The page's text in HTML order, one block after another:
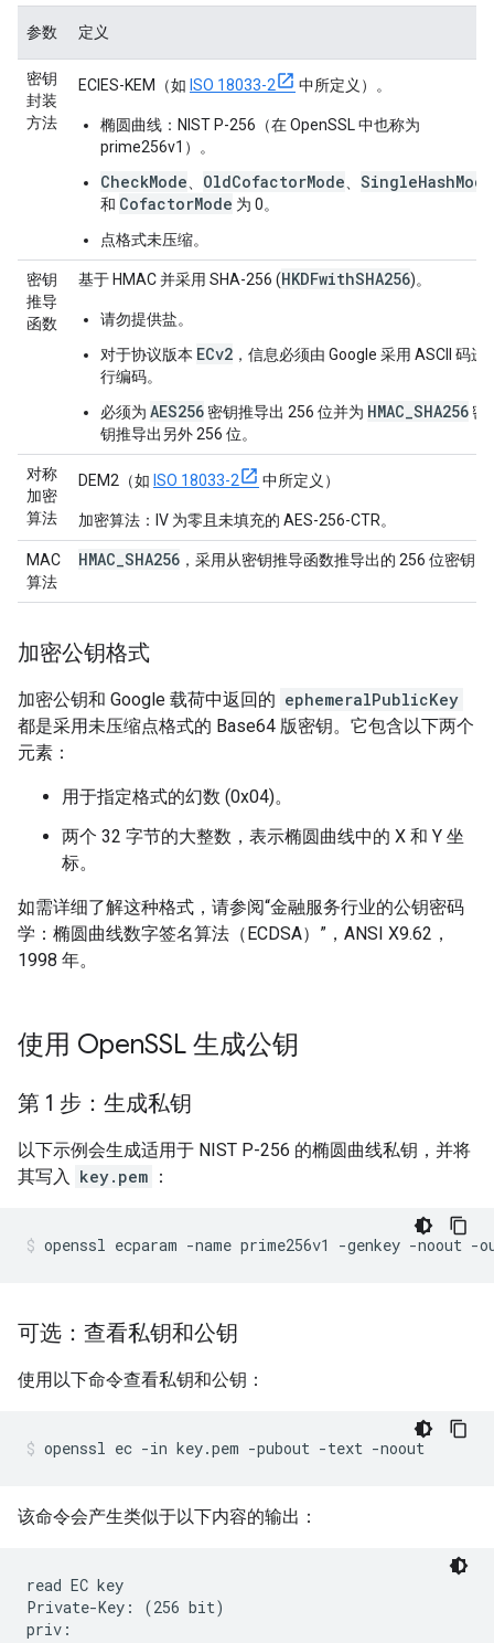
参数 定义
密钥
封装
方法
ECIES-KEM（如 ISO 18033-2 中所定义）。
椭圆曲线：NIST P-256（在 OpenSSL 中也称为
prime256v1）。
CheckMode OldCofactorMode SingleHashMode
和 CofactorMode 为 0。
点格式未压缩。
密钥
推导
函数
基于 HMAC 并采用 SHA-256 (HKDFwithSHA256)。
请勿提供盐。
对于协议版本 ECv2 ，信息必须由 Google 采用 ASCII 码进
行编码。
必须为 AES256 密钥推导出 256 位并为 HMAC_SHA256 密
钥推导出另外 256 位。
对称
加密
算法
DEM2（如 ISO 18033-2 中所定义）
加密算法：IV 为零且未填充的 AES-256-CTR。
MAC
算法
HMAC SHA256 ，采用从密钥推导函数推导出的 256 位密钥。
加密公钥格式
加密公钥和 Google 载荷中返回的 ephemeralPublicKey
都是采用未压缩点格式的 Base64 版密钥。它包含以下两个
元素：
用于指定格式的幻数 (0x04)。
两个 32 字节的大整数，表示椭圆曲线中的 X 和 Y 坐
标。
如需详细了解这种格式，请参阅“金融服务行业的公钥密码
学：椭圆曲线数字签名算法（ECDSA）”，ANSI X9.62，
1998 年。
使用 OpenSSL 生成公钥
第 1 步：生成私钥
以下示例会生成适用于 NIST P-256 的椭圆曲线私钥，并将
其写入 key.pem ：
可选：查看私钥和公钥
使用以下命令查看私钥和公钥：
该命令会产生类似于以下内容的输出：
read EC key
Private-Key: (256 bit)
priv: